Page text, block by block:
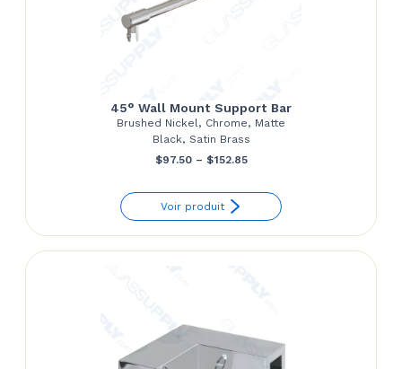
45° Wall Mount Support Bar
Brushed Nickel, Chrome, Matte
Black, Satin Brass
$97.50 – $152.85Price
$97.50
through
Voir produit